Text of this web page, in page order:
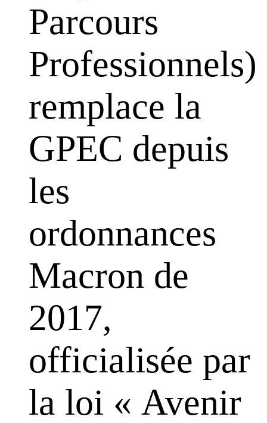
Parcours
Professionnels)
remplace la
GPEC depuis
les
ordonnances
Macron de
2017,
officialisée par
la loi « Avenir